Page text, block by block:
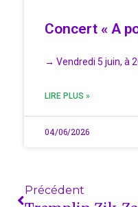
Concert « A
→ Vendredi 5 juin, à
LIRE PLUS »
04/06/2026
Précédent